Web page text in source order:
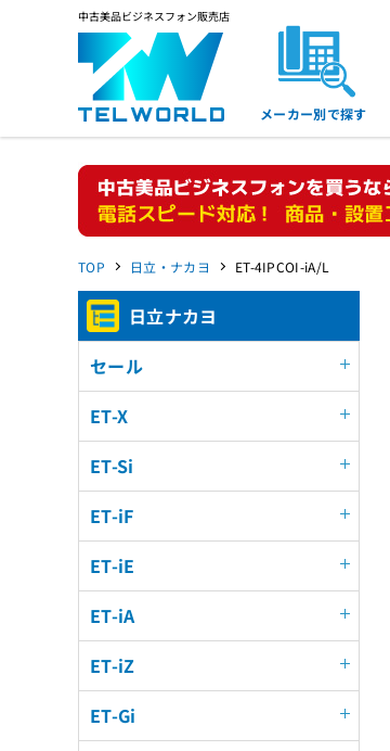
中古美品ビジネスフォン販売店
メーカー別で探す
TOP 日立・ナカヨ ET-4IPCOI-iA/L
日立ナカヨ
セール
ET-X
ET-Si
ET-iF
ET-iE
ET-iA
ET-iZ
ET-Gi